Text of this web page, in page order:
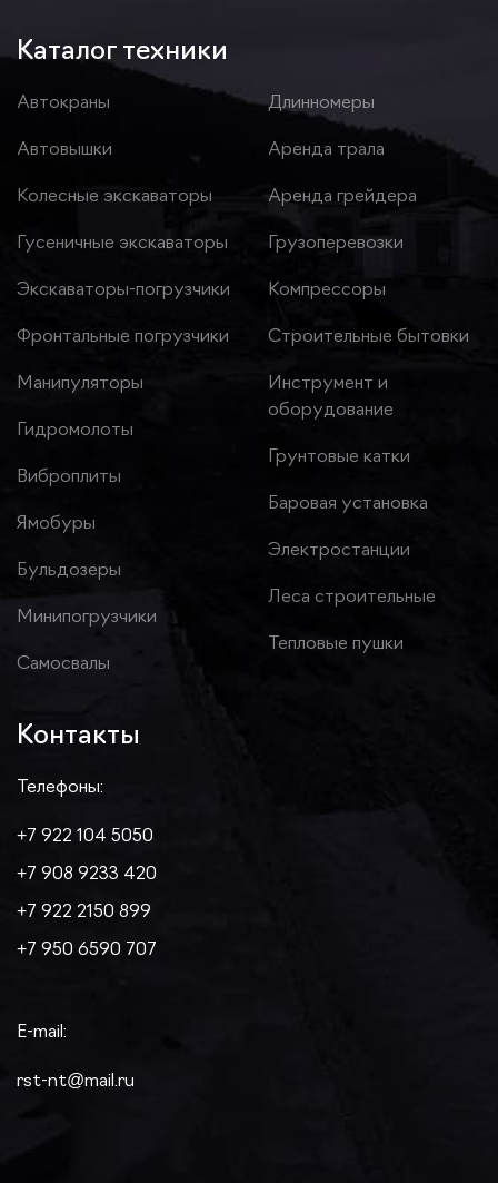
Каталог техники
Автокраны
Автовышки
Колесные экскаваторы
Гусеничные экскаваторы
Экскаваторы-погрузчики
Фронтальные погрузчики
Манипуляторы
Гидромолоты
Виброплиты
Ямобуры
Бульдозеры
Минипогрузчики
Самосвалы
Длинномеры
Аренда трала
Аренда грейдера
Грузоперевозки
Компрессоры
Строительные бытовки
Инструмент и
оборудование
Грунтовые катки
Баровая установка
Электростанции
Леса строительные
Тепловые пушки
Контакты
Телефоны:
+7 922 104 5050
+7 908 9233 420
+7 922 2150 899
+7 950 6590 707
E-mail:
rst-nt@mail.ru